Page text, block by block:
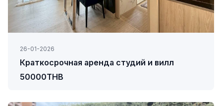
26-01-2026
Краткосрочная аренда студий и вилл
50000THB